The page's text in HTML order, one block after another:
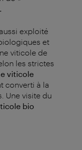
exploité
et
viticole de
les strictes
viticole
converti à la
Une visite du
bio